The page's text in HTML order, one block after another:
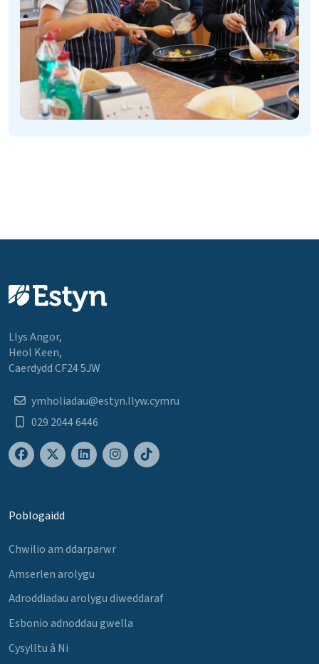
Llys Angor,
Heol Keen,
Caerdydd CF24 5JW
ymholiadau@estyn.llyw.cymru
029 2044 6446
Poblogaidd
Chwilio am ddarparwr
Amserlen arolygu
Adroddiadau arolygu diweddaraf
Esbonio adnoddau gwella
Cysylltu â Ni